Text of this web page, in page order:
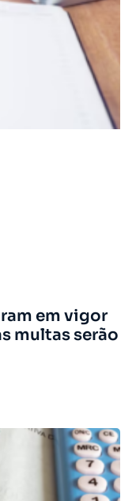
em vigor
multas serão